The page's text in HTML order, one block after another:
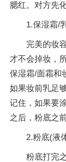
腮红。对方先
1.保湿霜/
完美的妆
才不会掉妆，
保湿霜/面霜和
如果妆前乳足
记住，如果要
之后，粉底之前
2.粉底(液
粉底打完